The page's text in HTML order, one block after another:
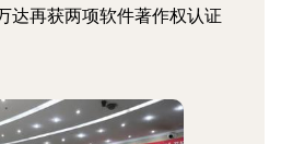
达再获两项软件著作权认证